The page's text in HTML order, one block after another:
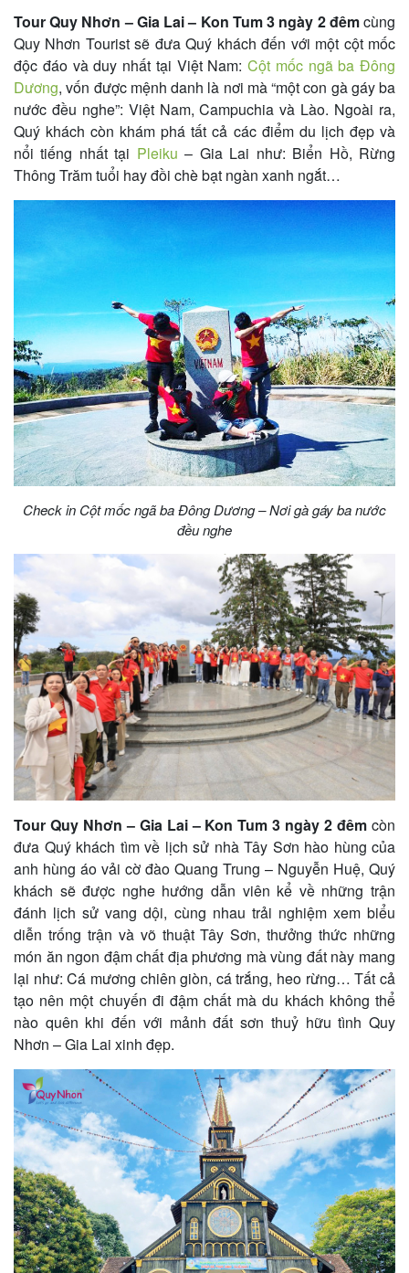
Tour Quy Nhơn – Gia Lai – Kon Tum 3 ngày 2 đêmcùng
Quy Nhơn Tourist sẽ đưa Quý khách đến với một cột mốc
độc đáo và duy nhất tại Việt Nam: Cột mốc ngã ba Đông
Dương, vốn được mệnh danh là nơi mà “một con gà gáy ba
nước đều nghe”: Việt Nam, Campuchia và Lào. Ngoài ra,
Quý khách còn khám phá tất cả các điểm du lịch đẹp và
nổi tiếng nhất tại Pleiku – Gia Lai như: Biển Hồ, Rừng
Thông Trăm tuổi hay đồi chè bạt ngàn xanh ngắt…
Check in Cột mốc ngã ba Đông Dương – Nơi gà gáy ba nước
đều nghe
Tour Quy Nhơn – Gia Lai – Kon Tum 3 ngày 2 đêm còn
đưa Quý khách tìm về lịch sử nhà Tây Sơn hào hùng của
anh hùng áo vải cờ đào Quang Trung – Nguyễn Huệ, Quý
khách sẽ được nghe hướng dẫn viên kể về những trận
đánh lịch sử vang dội, cùng nhau trải nghiệm xem biểu
diễn trống trận và võ thuật Tây Sơn, thưởng thức những
món ăn ngon đậm chất địa phương mà vùng đất này mang
lại như: Cá mương chiên giòn, cá trắng, heo rừng… Tất cả
tạo nên một chuyến đi đậm chất mà du khách không thể
nào quên khi đến với mảnh đất sơn thuỷ hữu tình Quy
Nhơn – Gia Lai xinh đẹp.